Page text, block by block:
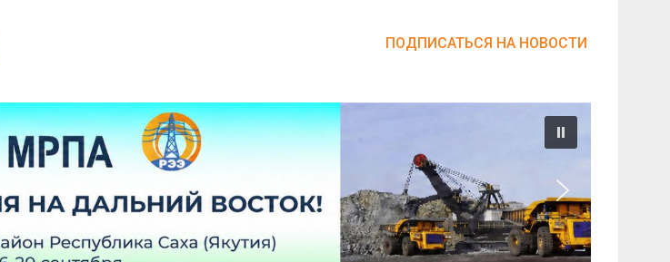
ПОДПИСАТЬСЯ НА НОВОСТИ